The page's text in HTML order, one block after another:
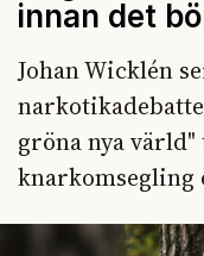
innan det
Johan Wicklén
gröna nya
knarkomsegling